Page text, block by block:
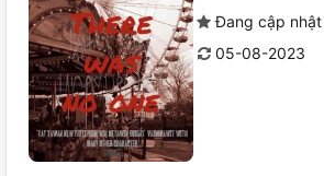
Đang cập nhật
05-08-2023